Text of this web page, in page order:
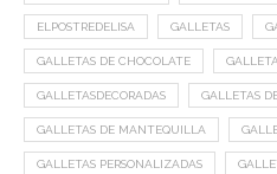
ELPOSTREDELISA GALLETAS
GALLETAS DE CHOCOLATE
GALLETASDECORADAS GALLETAS
GALLETAS DE MANTEQUILLA
GALLETAS PERSONALIZADAS